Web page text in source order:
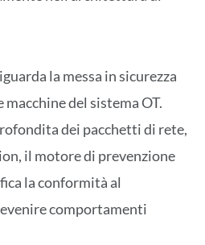
la messa in sicurezza
del sistema OT.
dei pacchetti di rete,
il motore di prevenzione
la conformità al
comportamenti